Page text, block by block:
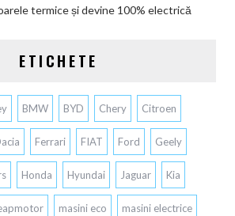
termice și devine 100% electrică
ETICHETE
BMW BYD Chery Citroen
Ferrari FIAT Ford Geely
Honda Hyundai Jaguar Kia
masini eco masini electrice